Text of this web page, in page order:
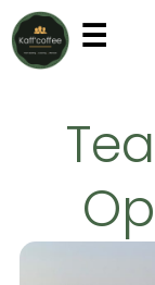
Aller
au
contenu
☰